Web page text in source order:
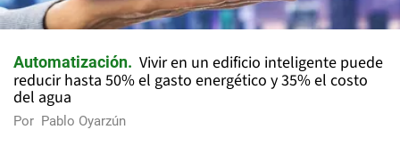
Automatización
Vivir en un edificio inteligente puede
reducir hasta 50% el gasto energético y 35% el costo
del agua
Por Pablo Oyarzún